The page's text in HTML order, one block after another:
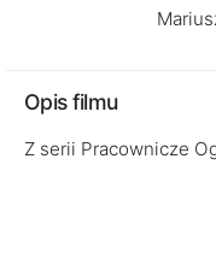
Opis filmu
Z serii Pracownicze